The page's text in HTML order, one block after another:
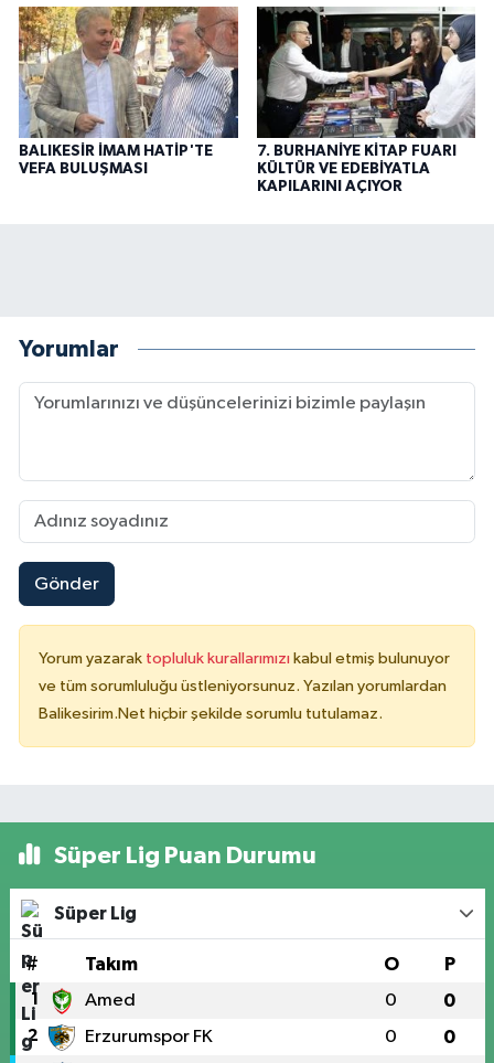
BALIKESİR İMAM HATİP'TE
VEFA BULUŞMASI
7. BURHANİYE KİTAP FUARI
KÜLTÜR VE EDEBİYATLA
KAPILARINI AÇIYOR
Yorumlar
Gönder
Yorum yazarak topluluk kurallarımızı kabul etmiş bulunuyor
ve tüm sorumluluğu üstleniyorsunuz. Yazılan yorumlardan
Balikesirim.Net hiçbir şekilde sorumlu tutulamaz.
Süper Lig Puan Durumu
Süper Lig
# Takım O P
1 Amed 0 0
2 Erzurumspor FK 0 0